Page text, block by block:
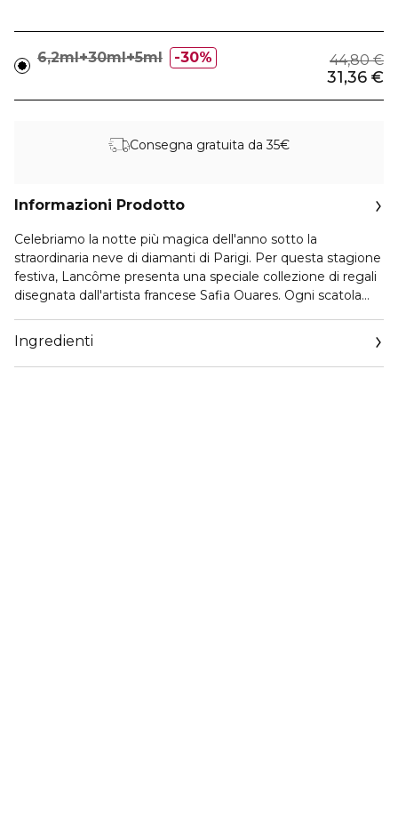
6,2ml+30ml+5ml 30% 44,80 €
31,36 €
Consegna gratuita da 35€
Informazioni Prodotto
Celebriamo la notte più magica dell'anno sotto la
straordinaria neve di diamanti di Parigi. Per questa stagione
festiva, Lancôme presenta una speciale collezione di regali
disegnata dall'artista francese Safia Ouares. Ogni scatola
Questo set regalo include i seguenti prodotti bellezza:
- FULL SIZE HYPNÔSE MASCARA 6,2ml
Ingredienti